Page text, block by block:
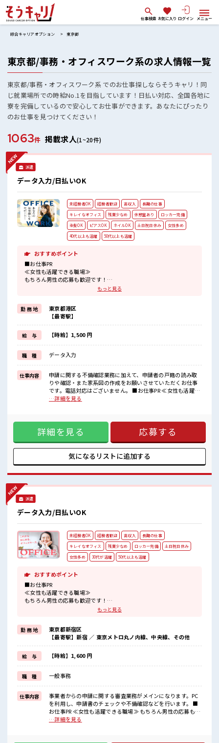
仕事検索 お気に入り ログイン メニュー
綜合キャリアオプション 東京都
東京都/事務・オフィスワーク系の求人情報一覧
東京都/事務・オフィスワーク系 でのお仕事探しならそうキャリ！同
じ就業場所での時給No.1を目指しています！日払い対応、全国各地に
寮を完備しているので安心してお仕事ができます。あなたにぴったり
のお仕事を見つけてください！
1063件 掲載求人(1~20件)
派遣
データ入力/日払いOK
未経験者OK 経験者歓迎 高収入
長期の仕事
キレイなオフィス
残業少なめ 休憩室あり
ロッカー完備
染髪OK
ピアスOK ネイルOK 土日祝日休み
女性多め
40代以上も活躍
50代以上も活躍
おすすめポイント
■お仕事PR
≪女性も活躍できる職場≫
もちろん男性の応募も歓迎です！
場合によってはお願いすることもあります♪
≪週休2日制≫
週末は家族や友人と一緒にプライベート満喫！
≪モチベーションもUP≫
派手過ぎなければ髪型や髪色自由♪
(規定有)≪未経験でも活躍できる≫
新しいことにチャレンジするのは不安だけど、
しっかり働く環境が整っています！
イチからスキルUP・ステップUP目指していきましょう！
■職場の雰囲気
女性も活躍しやすい雰囲気の職場です！
派手すぎなければ多少のヘアカラーもOKなのはウレシイPoint☆
もっと見る
勤 務 地
東京都港区
【最寄駅】
給 与 【時給】1,500 円
職 種 データ入力
仕事内容
申請に関する不備確認業務に加えて、申請者の戸籍の読み取
りや確認・また家系図の作成をお願いさせていただくお仕事
です。電話対応はございません。 ■お仕事PR ≪女性も活躍で
きる職場≫ もちろん男性の応募も歓迎です！ ≪時間にメリハ
イベート満喫！ ≪モチベーションもUP≫ 派手過ぎなければ髪
型や髪色自由♪ (規定有)≪未経験でも活躍できる≫ 新しいこ
とにチャレンジするのは不安だけど、 しっかり働く環境が整
っています！ イチからスキルUP・ステップUP目指していき
ましょう！ ■職場の雰囲気 女性も活躍しやすい雰囲気の職場
です！ 派手すぎなければ多少のヘアカラーもOKなのはウレシ
ゃおう！
…詳細を見る
詳細を見る 応募する
気になるリストに追加する
派遣
データ入力/日払いOK
未経験者OK 経験者歓迎 高収入
長期の仕事
キレイなオフィス
残業少なめ ロッカー完備
土日祝日休み
女性多め
30代が活躍 50代以上も活躍
おすすめポイント
■お仕事PR
≪女性も活躍できる職場≫
もちろん男性の応募も歓迎です！
残業はほとんどナシ！
≪土日祝休のお仕事≫
家族や友人と一緒にプライベート満喫！
≪未経験の方も大カンゲイ≫
新しいことにチャレンジするのは不安だけど、
しっかり働く環境が整っています！
イチからスキルUP・ステップUP目指していきましょう！
≪自分に向いている仕事が探せる≫
困った事などがあれば、
担当がしっかりサポートします！
■職場の雰囲気
女性が多めの職場です♪
残業はほとんどなし！
もっと見る
勤 務 地
東京都新宿区
【最寄駅】新宿 ／ 東京メトロ丸ノ内線、中央線、その他
給 与 【時給】1,600 円
職 種 一般事務
仕事内容
事業者からの申請に関する審査業務がメインになります。PC
を利用し、申請書のチェックや不備確認などを行います。 ■
お仕事PR ≪女性も活躍できる職場≫ もちろん男性の応募も歓
迎です！ ≪無理なく働ける≫ 場合によってはお願いすること
…詳細を見る